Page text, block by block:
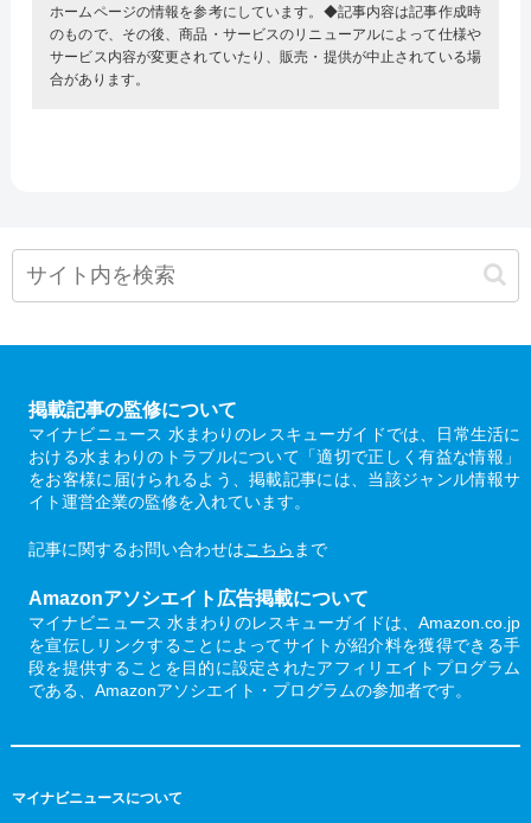
ホームページの情報を参考にしています。◆記事内容は記事作成時
のもので、その後、商品・サービスのリニューアルによって仕様や
サービス内容が変更されていたり、販売・提供が中止されている場
合があります。
掲載記事の監修について
マイナビニュース 水まわりのレスキューガイドでは、日常生活に
おける水まわりのトラブルについて「適切で正しく有益な情報」
をお客様に届けられるよう、掲載記事には、当該ジャンル情報サ
イト運営企業の監修を入れています。
記事に関するお問い合わせはこちら まで
Amazonアソシエイト広告掲載について
マイナビニュース 水まわりのレスキューガイドは、Amazon.co.jp
を宣伝しリンクすることによってサイトが紹介料を獲得できる手
段を提供することを目的に設定されたアフィリエイトプログラム
である、Amazonアソシエイト・プログラムの参加者です。
マイナビニュースについて